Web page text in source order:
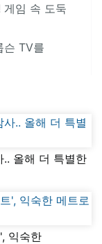
게임 속 도둑
슨 TV를
.. 올해 더 특별한
익숙한